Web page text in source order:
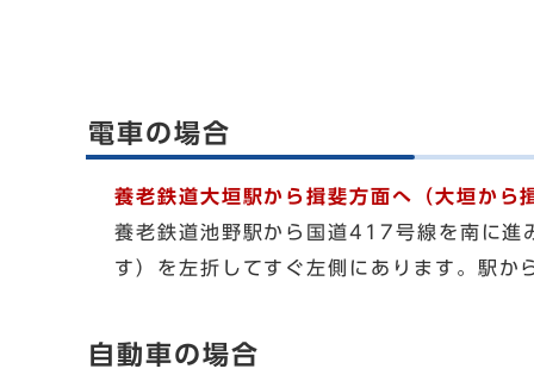
電車の場合
養老鉄道大垣駅から揖斐方面へ（大垣か
養老鉄道池野駅から国道417号線を南に進
す）を左折してすぐ左側にあります。駅か
自動車の場合